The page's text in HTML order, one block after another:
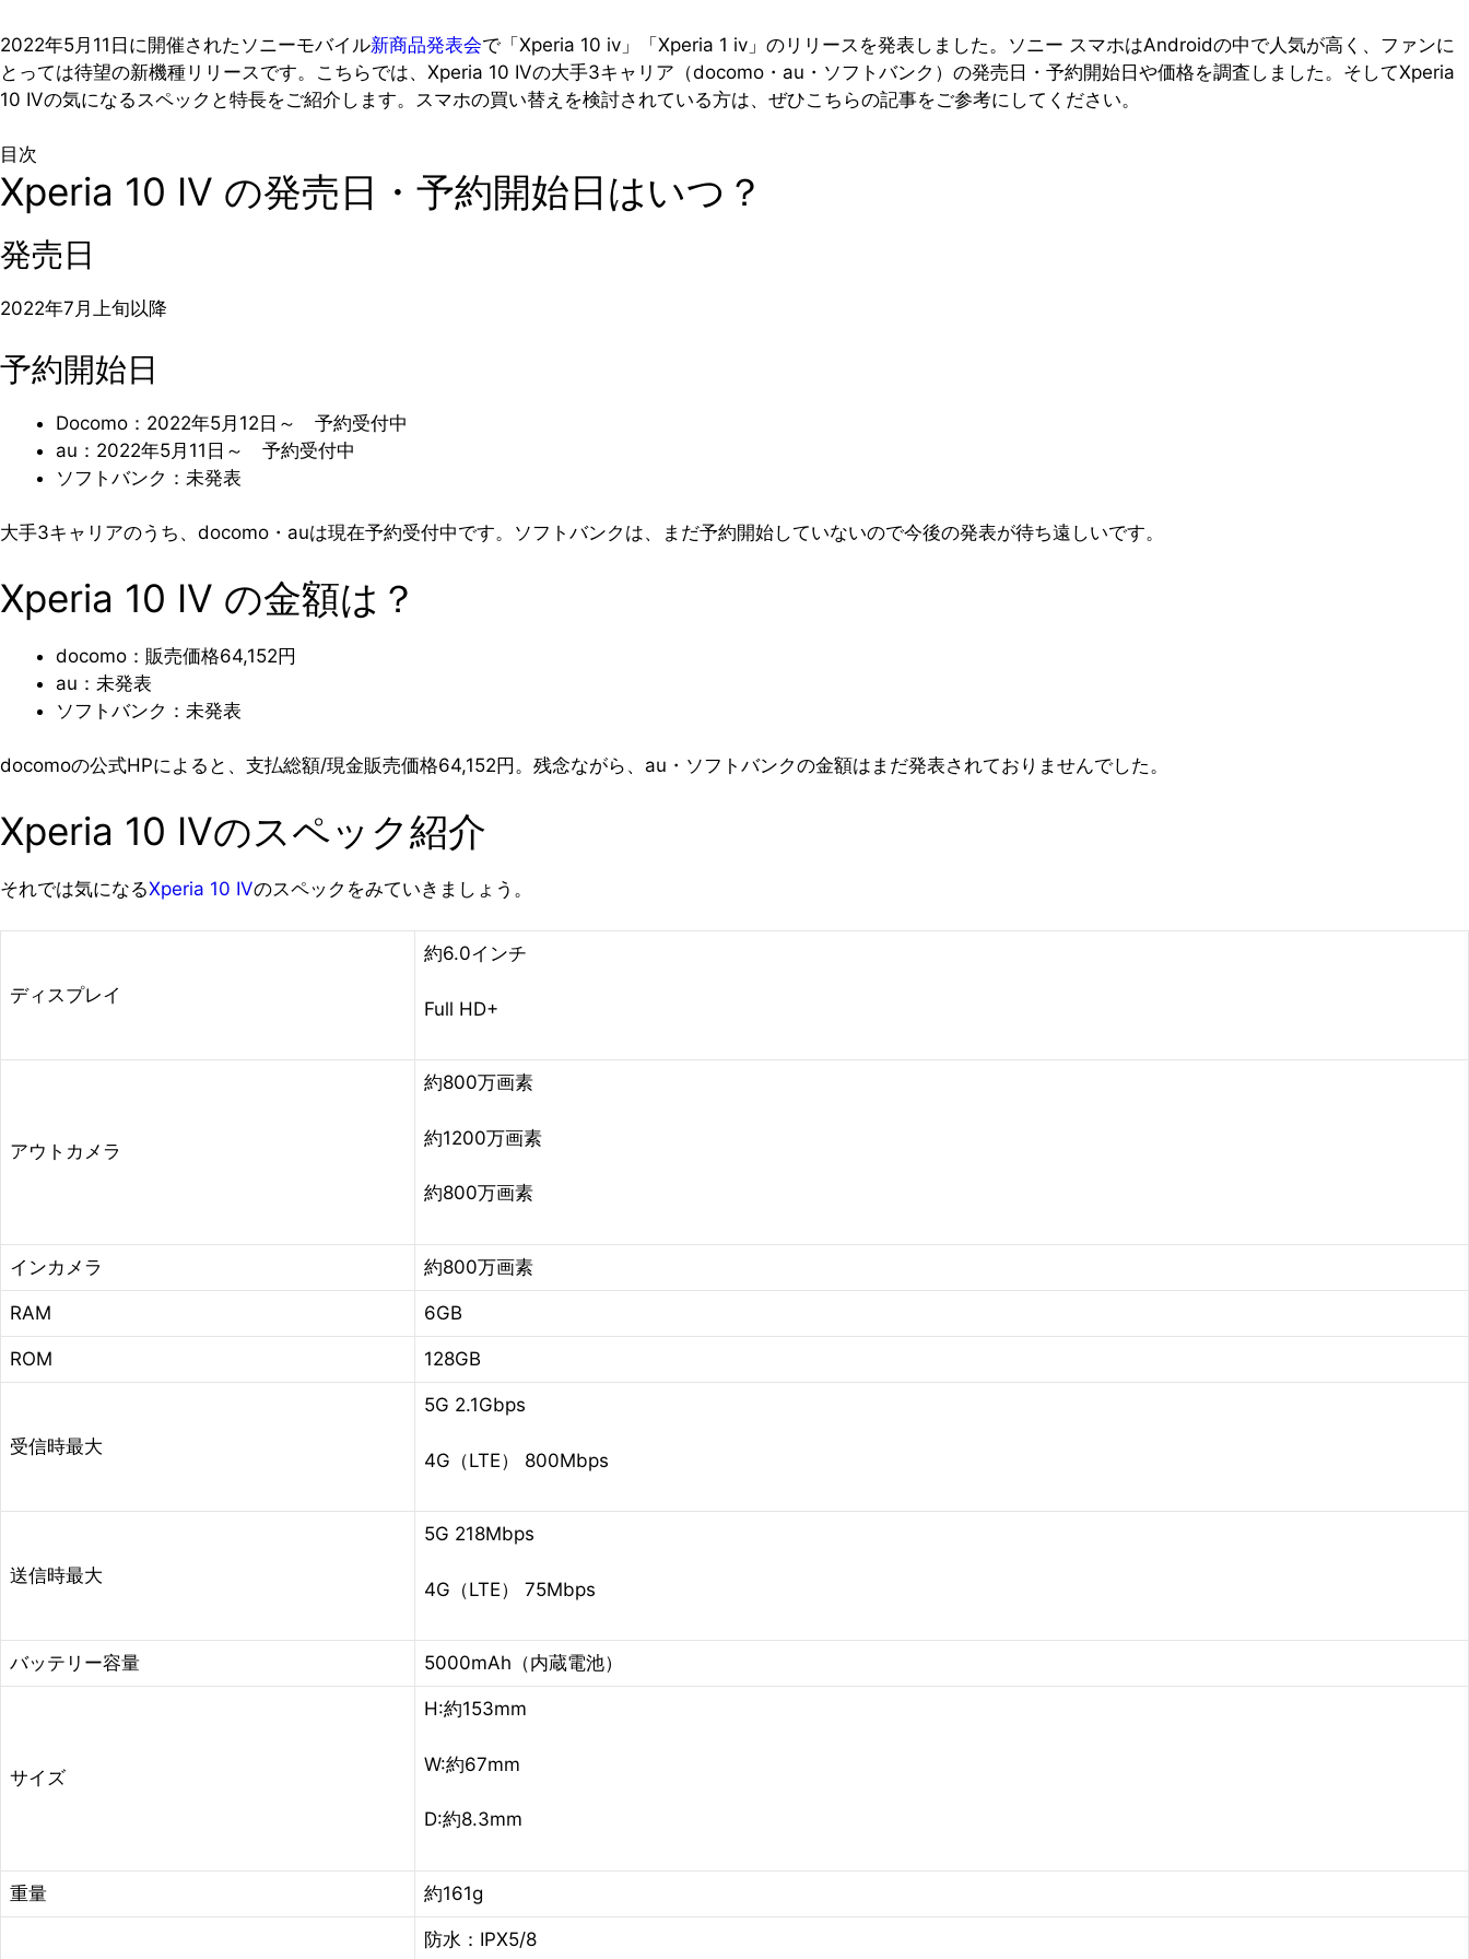
2022年5月11日に開催されたソニーモバイル新商品発表会で「Xperia 10 iv」「Xperia 1 iv」のリリースを発表しました。ソニー スマホはAndroidの中で人気が高く、ファンに
とっては待望の新機種リリースです。こちらでは、Xperia 10 IVの大手3キャリア（docomo・au・ソフトバンク）の発売日・予約開始日や価格を調査しました。そしてXperia
10 IVの気になるスペックと特長をご紹介します。スマホの買い替えを検討されている方は、ぜひこちらの記事をご参考にしてください。
目次
Xperia 10 IV の発売日・予約開始日はいつ？
発売日
2022年7月上旬以降
予約開始日
Docomo：2022年5月12日～ 予約受付中
au：2022年5月11日～ 予約受付中
ソフトバンク：未発表
大手3キャリアのうち、docomo・auは現在予約受付中です。ソフトバンクは、まだ予約開始していないので今後の発表が待ち遠しいです。
Xperia 10 IV の金額は？
docomo：販売価格64,152円
au：未発表
ソフトバンク：未発表
docomoの公式HPによると、支払総額/現金販売価格64,152円。残念ながら、au・ソフトバンクの金額はまだ発表されておりませんでした。
Xperia 10 IVのスペック紹介
それでは気になるXperia 10 IVのスペックをみていきましょう。
ディスプレイ
約6.0インチ
Full HD+
アウトカメラ
約800万画素
約1200万画素
約800万画素
インカメラ 約800万画素
RAM 6GB
ROM 128GB
受信時最大
5G 2.1Gbps
4G（LTE） 800Mbps
送信時最大
5G 218Mbps
4G（LTE） 75Mbps
バッテリー容量 5000mAh（内蔵電池）
サイズ
H:約153mm
W:約67mm
D:約8.3mm
重量 約161g
防水：IPX5/8